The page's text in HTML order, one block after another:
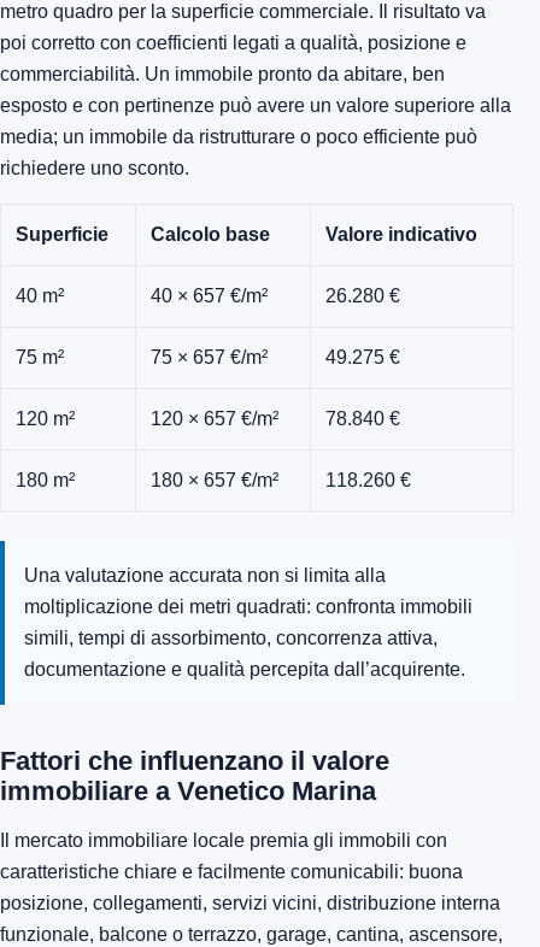
metro quadro per la superficie commerciale. Il risultato va
poi corretto con coefficienti legati a qualità, posizione e
commerciabilità. Un immobile pronto da abitare, ben
esposto e con pertinenze può avere un valore superiore alla
media; un immobile da ristrutturare o poco efficiente può
richiedere uno sconto.
Superficie Calcolo base Valore indicativo
40 m² 40 × 657 €/m² 26.280 €
75 m² 75 × 657 €/m² 49.275 €
120 m² 120 × 657 €/m² 78.840 €
180 m² 180 × 657 €/m² 118.260 €
Una valutazione accurata non si limita alla
moltiplicazione dei metri quadrati: confronta immobili
simili, tempi di assorbimento, concorrenza attiva,
documentazione e qualità percepita dall’acquirente.
Fattori che influenzano il valore
immobiliare a Venetico Marina
Il mercato immobiliare locale premia gli immobili con
caratteristiche chiare e facilmente comunicabili: buona
posizione, collegamenti, servizi vicini, distribuzione interna
funzionale, balcone o terrazzo, garage, cantina, ascensore,